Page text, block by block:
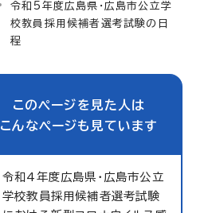
令和5年度広島県・広島市公立学
校教員採用候補者選考試験の日
程
このページを見た人は
こんなページも見ています
令和4年度広島県・広島市公立
学校教員採用候補者選考試験